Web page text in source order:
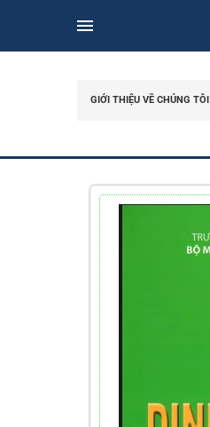
GIỚI THIỆU VỀ CHÚNG TÔI